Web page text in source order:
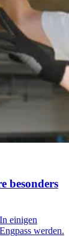
besonders
einigen
werden.